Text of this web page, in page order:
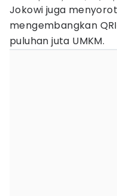
Jokowi juga
mengembangkan
puluhan juta UMKM.